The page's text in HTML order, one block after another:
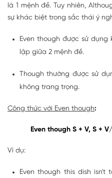
là 1 mệnh đề. Tuy nhiên,
sự khác biệt trong sắc thái ý
Even though được sử dụng
lập giữa 2 mệnh đề.
Though thường được sử
không trang trọng.
Công thức với Even though:
Even though S + V, S +
Ví dụ:
Even though this dish isn't